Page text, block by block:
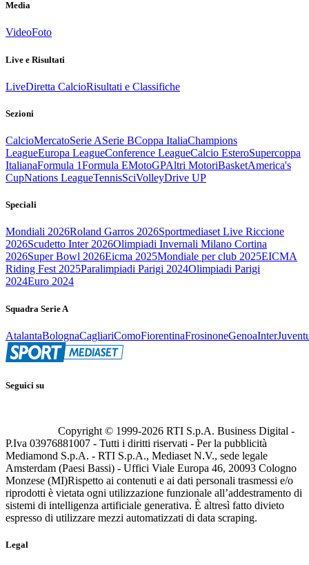
Media
VideoFoto
Live e Risultati
LiveDiretta CalcioRisultati e Classifiche
Sezioni
CalcioMercatoSerie ASerie BCoppa ItaliaChampions
LeagueEuropa LeagueConference LeagueCalcio EsteroSupercoppa
ItalianaFormula 1Formula EMotoGPAltri MotoriBasketAmerica's
CupNations LeagueTennisSciVolleyDrive UP
Speciali
Mondiali 2026Roland Garros 2026Sportmediaset Live Riccione
2026Scudetto Inter 2026Olimpiadi Invernali Milano Cortina
2026Super Bowl 2026Eicma 2025Mondiale per club 2025EICMA
Riding Fest 2025Paralimpiadi Parigi 2024Olimpiadi Parigi
2024Euro 2024
Squadra Serie A
AtalantaBolognaCagliariComoFiorentinaFrosinoneGenoaInter
Seguici su
Copyright © 1999-2026 RTI S.p.A. Business Digital -
P.Iva 03976881007 - Tutti i diritti riservati - Per la pubblicità
Mediamond S.p.A. - RTI S.p.A., Mediaset N.V., sede legale
Amsterdam (Paesi Bassi) - Uffici Viale Europa 46, 20093 Cologno
Monzese (MI)Rispetto ai contenuti e ai dati personali trasmessi e/o
riprodotti è vietata ogni utilizzazione funzionale all’addestramento di
sistemi di intelligenza artificiale generativa. È altresì fatto divieto
espresso di utilizzare mezzi automatizzati di data scraping.
Legal